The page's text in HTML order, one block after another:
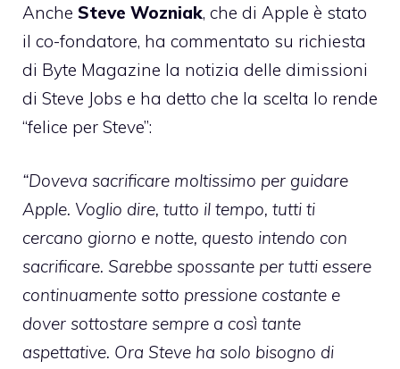
Anche Steve Wozniak, che di Apple è stato
il co-fondatore, ha commentato su richiesta
di Byte Magazine la notizia delle dimissioni
di Steve Jobs e ha detto che la scelta lo rende
“felice per Steve”:
“Doveva sacrificare moltissimo per guidare
Apple. Voglio dire, tutto il tempo, tutti ti
cercano giorno e notte, questo intendo con
sacrificare. Sarebbe spossante per tutti essere
continuamente sotto pressione costante e
dover sottostare sempre a così tante
aspettative. Ora Steve ha solo bisogno di